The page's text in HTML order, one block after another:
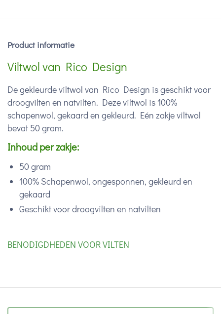
Product informatie
Viltwol van Rico Design
De gekleurde viltwol van Rico Design is geschikt voor
droogvilten en natvilten. Deze viltwol is 100%
schapenwol, gekaard en gekleurd. Eén zakje viltwol
bevat 50 gram.
Inhoud per zakje:
50 gram
100% Schapenwol, ongesponnen, gekleurd en
gekaard
Geschikt voor droogvilten en natvilten
BENODIGDHEDEN VOOR VILTEN